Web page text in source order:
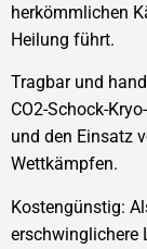
herkömmlichen
Heilung führt.
Tragbar und
CO2-Schock-
und den Einsatz
Wettkämpfen.
Kostengünstig:
erschwinglichere